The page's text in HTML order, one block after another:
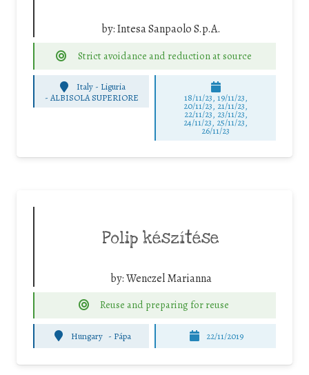
by:Intesa Sanpaolo S.p.A.
Strict avoidance and reduction at source
Italy - Liguria
- ALBISOLA SUPERIORE 18/11/23, 19/11/23,
20/11/23, 21/11/23,
22/11/23, 23/11/23,
24/11/23, 25/11/23,
26/11/23
Polip készítése
by:Wenczel Marianna
Reuse and preparing for reuse
Hungary - Pápa 22/11/2019